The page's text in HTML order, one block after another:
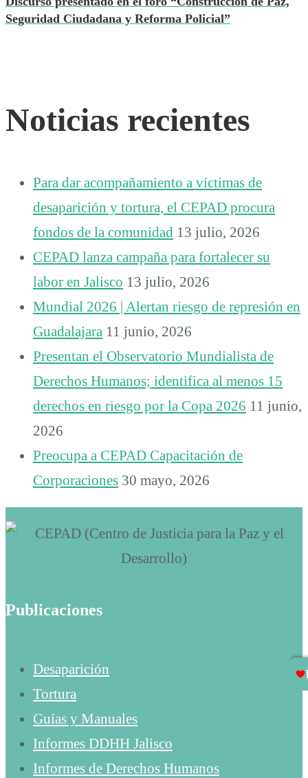
Seguridad Ciudadana y Reforma Policial”
Noticias recientes
Para dar acompañamiento a víctimas de
desaparición y tortura, el CEPAD procura
fondos de la comunidad 13 julio, 2026
CEPAD lanza campaña para fortalecer su
labor en Jalisco 13 julio, 2026
Mundial 2026 | Alertan riesgo de represión en
Guadalajara 11 junio, 2026
Presentan el Observatorio Mundialista de
Derechos Humanos; identifica al menos 15
derechos en riesgo por la Copa 2026 11 junio,
2026
Preocupa a CEPAD Capacitación de
Corporaciones 30 mayo, 2026
Publicaciones
Desaparición
Tortura
Guías y Manuales
Informes DDHH Jalisco
Informes de Derechos Humanos